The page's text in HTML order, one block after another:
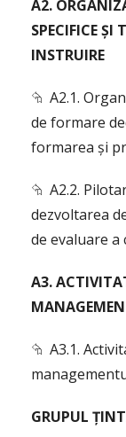
A2.
SPECIFICE ȘI
INSTRUIRE
⮲ A2.1.
de formare
formarea și
⮲ A2.2.
dezvoltarea
de evaluare
A3.
⮲ A3.1.
GRUPUL